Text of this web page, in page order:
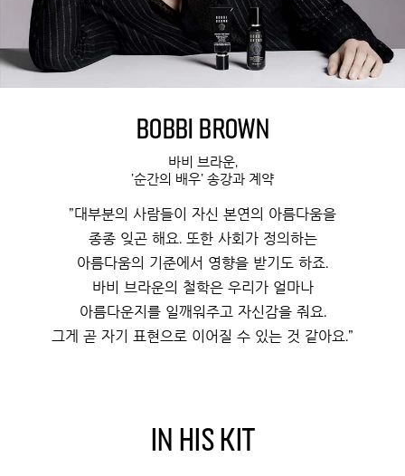
Bobbi Brown
바비 브라운,
'순간의 배우' 송강과 계약
"대부분의 사람들이 자신 본연의 아름다움을
종종 잊곤 해요. 또한 사회가 정의하는
아름다움의 기준에서 영향을 받기도 하죠.
바비 브라운의 철학은 우리가 얼마나
아름다운지를 일깨워주고 자신감을 줘요.
그게 곧 자기 표현으로 이어질 수 있는 것 같아요."
IN HIS KIT